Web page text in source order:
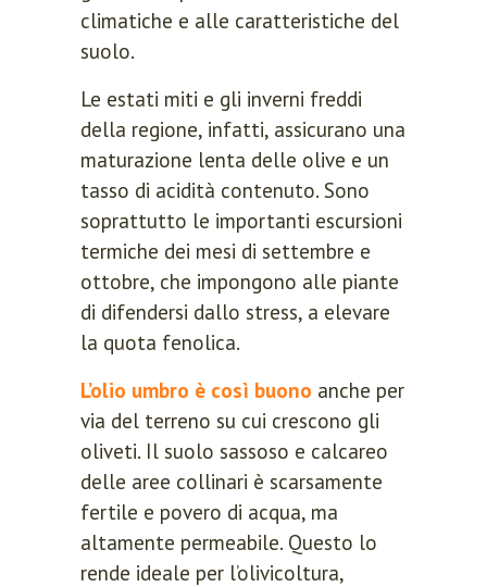
climatiche e alle caratteristiche del
suolo.
Le estati miti e gli inverni freddi
della regione, infatti, assicurano una
maturazione lenta delle olive e un
tasso di acidità contenuto. Sono
soprattutto le importanti escursioni
termiche dei mesi di settembre e
ottobre, che impongono alle piante
di difendersi dallo stress, a elevare
la quota fenolica.
L’olio umbro è così buono anche per
via del terreno su cui crescono gli
oliveti. Il suolo sassoso e calcareo
delle aree collinari è scarsamente
fertile e povero di acqua, ma
altamente permeabile. Questo lo
rende ideale per l’olivicoltura,